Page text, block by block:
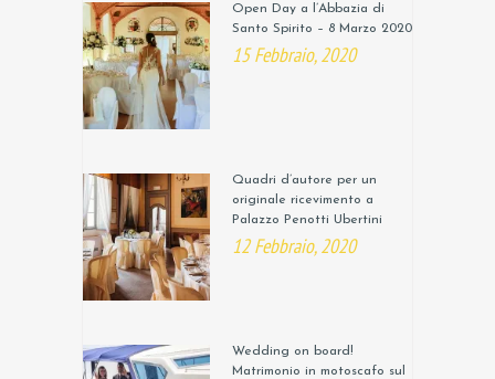
Open Day a l’Abbazia di
Santo Spirito – 8 Marzo 2020
15 Febbraio, 2020
Quadri d’autore per un
originale ricevimento a
Palazzo Penotti Ubertini
12 Febbraio, 2020
Wedding on board!
Matrimonio in motoscafo sul